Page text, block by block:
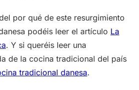
por qué de este resurgimiento
podéis leer el artículo La
. Y si queréis leer una
de la cocina tradicional del país
tradicional danesa.